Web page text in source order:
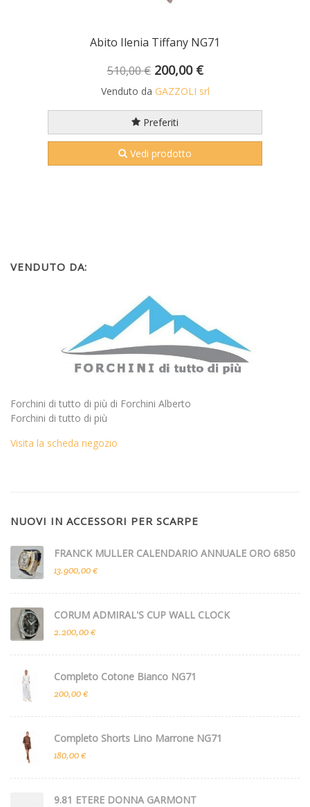
Abito Ilenia Tiffany NG71
510,00 € 200,00 €
Venduto da GAZZOLI srl
Preferiti
Vedi prodotto
VENDUTO DA:
Forchini di tutto di più di Forchini Alberto
Forchini di tutto di più
Visita la scheda negozio
NUOVI IN ACCESSORI PER SCARPE
FRANCK MULLER CALENDARIO ANNUALE ORO 6850
13.900,00 €
CORUM ADMIRAL'S CUP WALL CLOCK
2.200,00 €
Completo Cotone Bianco NG71
200,00 €
Completo Shorts Lino Marrone NG71
180,00 €
9.81 ETERE DONNA GARMONT